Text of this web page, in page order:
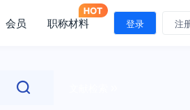
会员 职称材料 登录 注